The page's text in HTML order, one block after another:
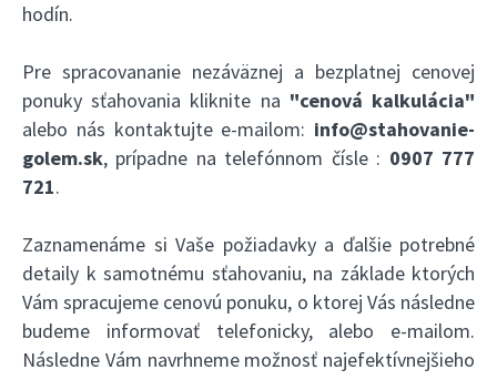
hodín.
Pre spracovananie nezáväznej a bezplatnej cenovej
ponuky sťahovania kliknite na "cenová kalkulácia"
alebo nás kontaktujte e-mailom: info@stahovanie-
golem.sk, prípadne na telefónnom čísle : 0907 777
721.
Zaznamenáme si Vaše požiadavky a ďalšie potrebné
detaily k samotnému sťahovaniu, na základe ktorých
Vám spracujeme cenovú ponuku, o ktorej Vás následne
budeme informovať telefonicky, alebo e-mailom.
Následne Vám navrhneme možnosť najefektívnejšieho